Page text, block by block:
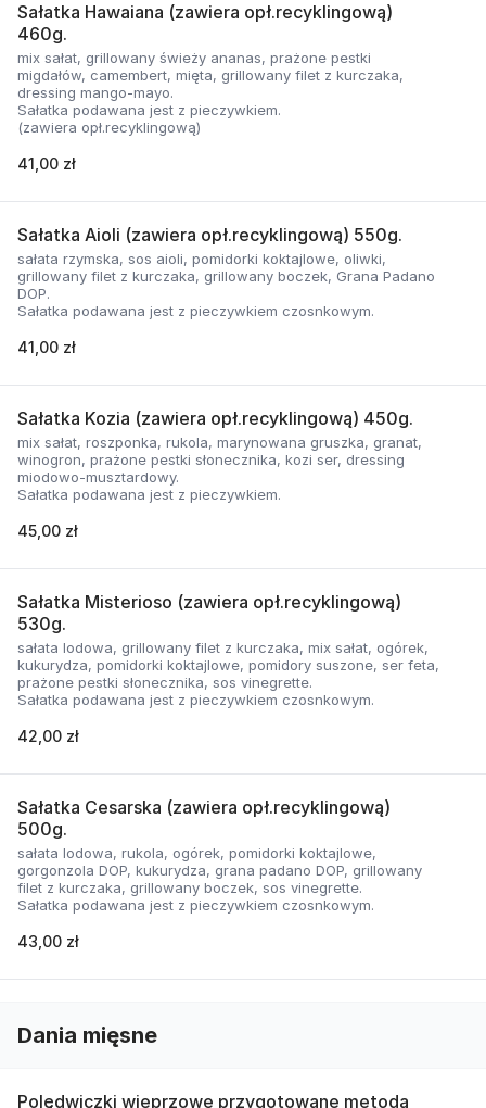
Sałatka Hawaiana (zawiera opł.recyklingową)
460g.
mix sałat, grillowany świeży ananas, prażone pestki
migdałów, camembert, mięta, grillowany filet z kurczaka,
dressing mango-mayo.
Sałatka podawana jest z pieczywkiem.
(zawiera opł.recyklingową)
41,00 zł
Sałatka Aioli (zawiera opł.recyklingową) 550g.
sałata rzymska, sos aioli, pomidorki koktajlowe, oliwki,
grillowany filet z kurczaka, grillowany boczek, Grana Padano
DOP.
Sałatka podawana jest z pieczywkiem czosnkowym.
41,00 zł
Sałatka Kozia (zawiera opł.recyklingową) 450g.
mix sałat, roszponka, rukola, marynowana gruszka, granat,
winogron, prażone pestki słonecznika, kozi ser, dressing
miodowo-musztardowy.
Sałatka podawana jest z pieczywkiem.
45,00 zł
Sałatka Misterioso (zawiera opł.recyklingową)
530g.
sałata lodowa, grillowany filet z kurczaka, mix sałat, ogórek,
kukurydza, pomidorki koktajlowe, pomidory suszone, ser feta,
prażone pestki słonecznika, sos vinegrette.
Sałatka podawana jest z pieczywkiem czosnkowym.
42,00 zł
Sałatka Cesarska (zawiera opł.recyklingową)
500g.
sałata lodowa, rukola, ogórek, pomidorki koktajlowe,
gorgonzola DOP, kukurydza, grana padano DOP, grillowany
filet z kurczaka, grillowany boczek, sos vinegrette.
Sałatka podawana jest z pieczywkiem czosnkowym.
43,00 zł
Dania mięsne
Polędwiczki wieprzowe przygotowane metodą